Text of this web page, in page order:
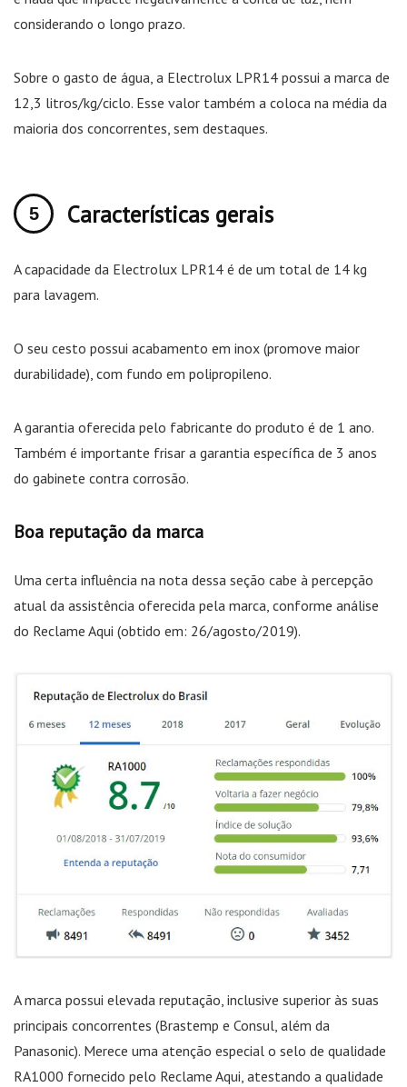
considerando o longo prazo.
Sobre o gasto de água, a Electrolux LPR14 possui a marca de
12,3 litros/kg/ciclo. Esse valor também a coloca na média da
maioria dos concorrentes, sem destaques.
Características gerais
A capacidade da Electrolux LPR14 é de um total de 14 kg
para lavagem.
O seu cesto possui acabamento em inox (promove maior
durabilidade), com fundo em polipropileno.
A garantia oferecida pelo fabricante do produto é de 1 ano.
Também é importante frisar a garantia específica de 3 anos
do gabinete contra corrosão.
Boa reputação da marca
Uma certa influência na nota dessa seção cabe à percepção
atual da assistência oferecida pela marca, conforme análise
do Reclame Aqui (obtido em: 26/agosto/2019).
A marca possui elevada reputação, inclusive superior às suas
principais concorrentes (Brastemp e Consul, além da
Panasonic). Merece uma atenção especial o selo de qualidade
RA1000 fornecido pelo Reclame Aqui, atestando a qualidade